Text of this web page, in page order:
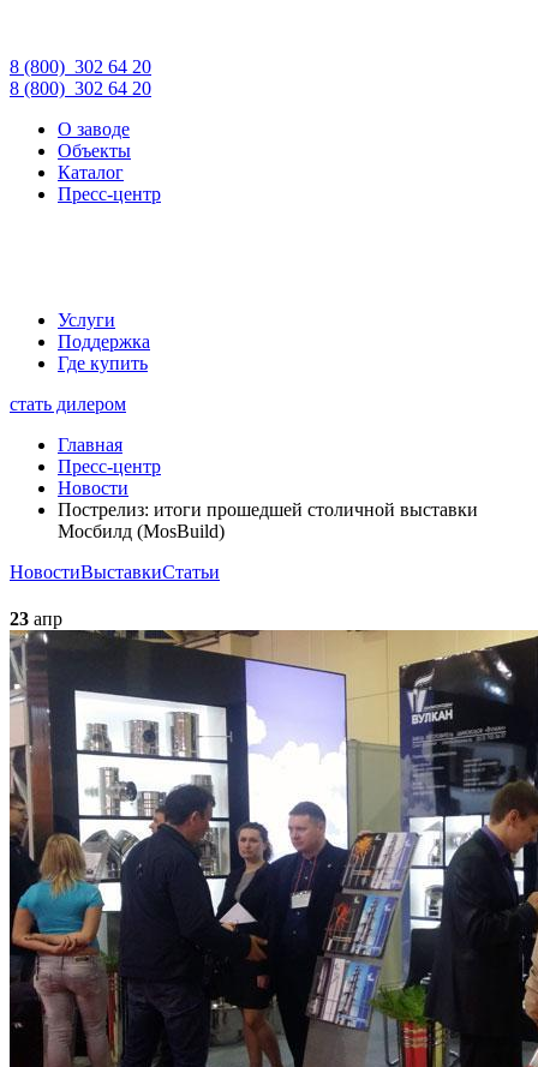
8 (800) 302 64 20
8 (800) 302 64 20
О заводе
Объекты
Каталог
Пресс-центр
Услуги
Поддержка
Где купить
стать дилером
Главная
Пресс-центр
Новости
Пострелиз: итоги прошедшей столичной выставки
Мосбилд (MosBuild)
НовостиВыставкиСтатьи
23 апр